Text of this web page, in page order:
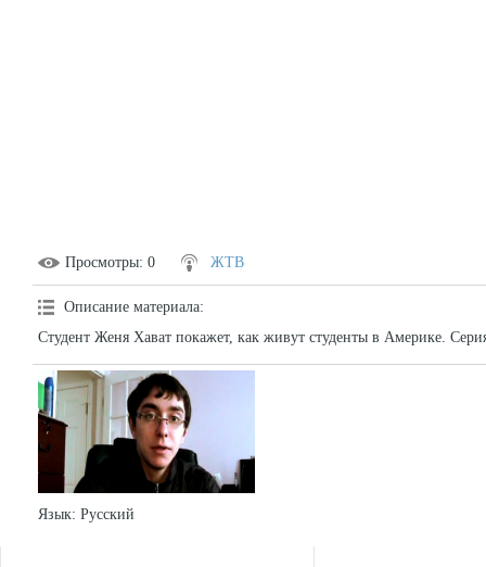
Просмотры: 0 ЖТВ
Описание материала:
Студент Женя Хават покажет, как живут студенты в Америке.
Язык: Русский